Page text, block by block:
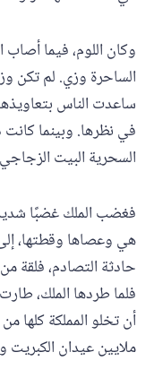
وكان اللوم، فيما أصاب
الساحرة وزي. لم تكن
ساعدت الناس
في نظرها. وبينما
السحرية البيت
فغضب الملك غضبًا
هي وعصاها وقطتها،
حادثة التصادم، فلقة
فلما طردها الملك،
أن تخلو المملكة كلها
ملايين عيدان